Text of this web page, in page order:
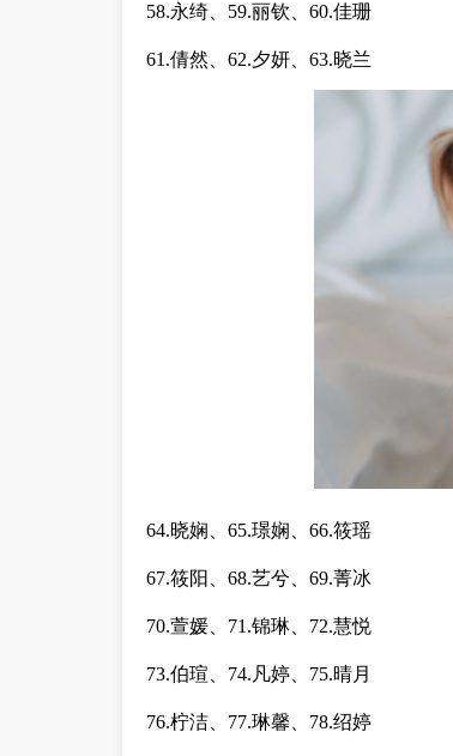
58.永绮、59.丽钦、60.佳珊
61.倩然、62.夕妍、63.晓兰
64.晓娴、65.璟娴、66.筱瑶
67.筱阳、68.艺兮、69.菁冰
70.萱媛、71.锦琳、72.慧悦
73.伯瑄、74.凡婷、75.晴月
76.柠洁、77.琳馨、78.绍婷